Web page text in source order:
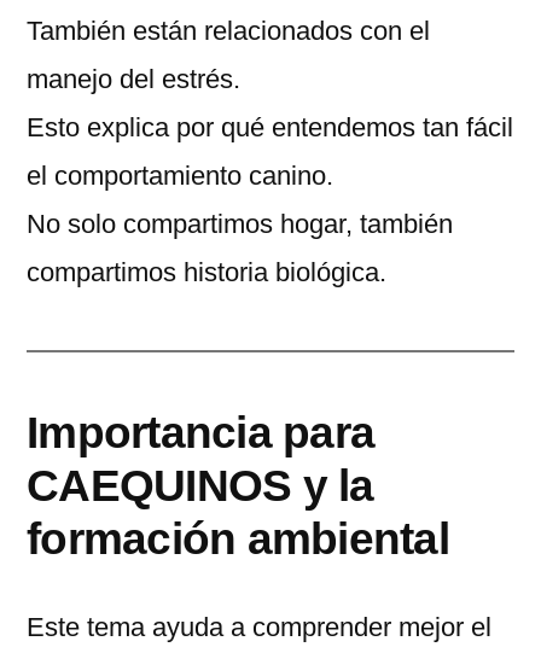
También están relacionados con el
manejo del estrés.
Esto explica por qué entendemos tan fácil
el comportamiento canino.
No solo compartimos hogar, también
compartimos historia biológica.
Importancia para
CAEQUINOS y la
formación ambiental
Este tema ayuda a comprender mejor el